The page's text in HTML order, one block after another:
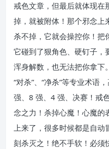
戒色文章，但最后就体现在
掉，就被附体！那个邪念上
杀不掉，它就会操控你！
它碰到了狠角色、硬钉子，
浑身解数，也无法把你拿下
“对杀”、“净杀”等专业术语
强、8 强、4 强、决赛！戒
念之力！杀掉心魔！心魔的
上来了，很多时候都是自动
刻杀灭之！绝不手软！必须